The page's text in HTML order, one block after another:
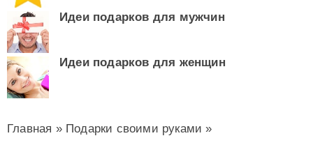
Идеи подарков для мужчин
Идеи подарков для женщин
Главная » Подарки своими руками »